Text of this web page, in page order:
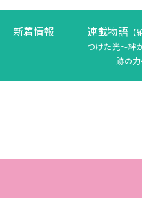
新着情報 連載物語
つけた光〜絆
跡の力